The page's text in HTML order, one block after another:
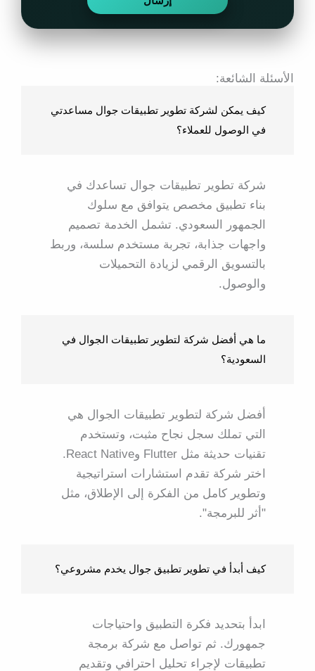
الأسئلة الشائعة:
كيف يمكن لشركة تطوير تطبيقات جوال مساعدتي
في الوصول للعملاء؟
شركة تطوير تطبيقات جوال تساعدك في
بناء تطبيق مخصص يتوافق مع سلوك
الجمهور السعودي. تشمل الخدمة تصميم
واجهات جذابة، تجربة مستخدم سلسة، وربط
بالتسويق الرقمي لزيادة التحميلات
والوصول.
ما هي أفضل شركة لتطوير تطبيقات الجوال في
السعودية؟
أفضل شركة لتطوير تطبيقات الجوال هي
التي تملك سجل نجاح مثبت، وتستخدم
تقنيات حديثة مثل Flutter وReact Native.
اختر شركة تقدم استشارات استراتيجية
وتطوير كامل من الفكرة إلى الإطلاق، مثل
"أثر للبرمجة".
كيف أبدأ في تطوير تطبيق جوال يخدم مشروعي؟
ابدأ بتحديد فكرة التطبيق واحتياجات
جمهورك. ثم تواصل مع شركة برمجة
تطبيقات لإجراء تحليل احترافي وتقديم